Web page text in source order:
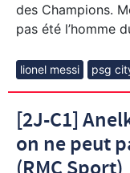
des Champions.
pas été l’homme
lionel messi psg
[2J-C1]
on ne peut